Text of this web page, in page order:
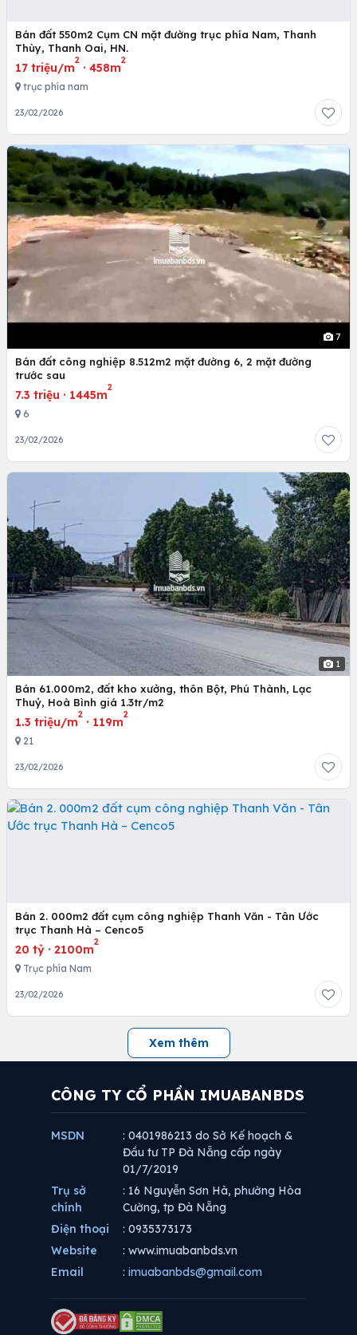
Bán đất 550m2 Cụm CN mặt đường trục phía Nam, Thanh
Thùy, Thanh Oai, HN.
17 triệu/m
2
· 458m
2
trục phía nam
23/02/2026
7
Bán đất công nghiệp 8.512m2 mặt đường 6, 2 mặt đường
trước sau
7.3 triệu · 1445m
2
6
23/02/2026
1
Bán 61.000m2, đất kho xưởng, thôn Bột, Phú Thành, Lạc
Thuỷ, Hoà Bình giá 1.3tr/m2
1.3 triệu/m
2
· 119m
2
21
23/02/2026
Bán 2. 000m2 đất cụm công nghiệp Thanh Văn - Tân Ước
trục Thanh Hà – Cenco5
20 tỷ · 2100m
2
Trục phía Nam
23/02/2026
Xem thêm
CÔNG TY CỔ PHẦN IMUABANBDS
MSDN
: 0401986213 do Sở Kế hoạch &
Đầu tư TP Đà Nẵng cấp ngày
01/7/2019
Trụ sở
chính
: 16 Nguyễn Sơn Hà, phường Hòa
Cường, tp Đà Nẵng
Điện thoại
: 0935373173
Website
: www.imuabanbds.vn
Email
: imuabanbds@gmail.com